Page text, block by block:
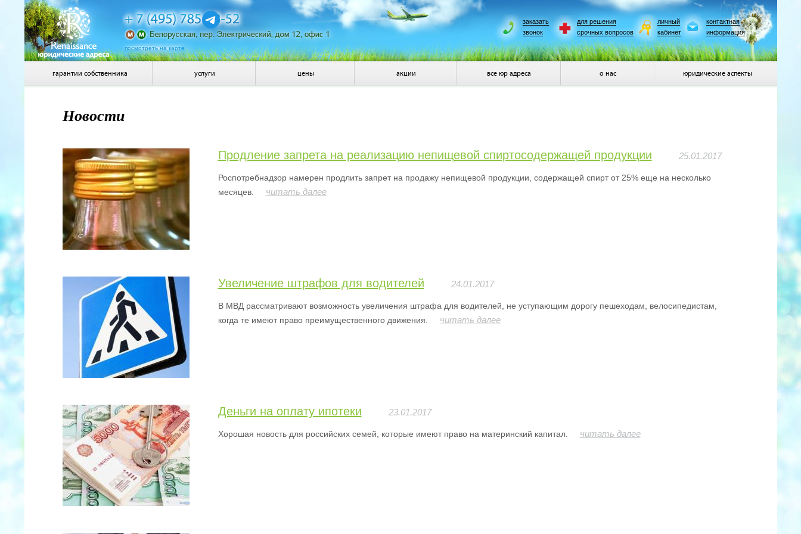
посмотреть на карте
заказать
звонок
для решения
срочных вопросов
личный
кабинет
контактная
информация
гарантии собственника услуги цены акции все юр адреса о нас юридические аспекты
Новости
Продление запрета на реализацию непищевой спиртосодержащей продукции 25.01.2017
Роспотребнадзор намерен продлить запрет на продажу непищевой продукции, содержащей спирт от 25% еще на несколько
месяцев.
читать далее
Увеличение штрафов для водителей 24.01.2017
В МВД рассматривают возможность увеличения штрафа для водителей, не уступающим дорогу пешеходам, велосипедистам,
когда те имеют право преимущественного движения.
читать далее
Деньги на оплату ипотеки 23.01.2017
Хорошая новость для российских семей, которые имеют право на материнский капитал. читать далее